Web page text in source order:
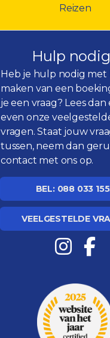
Reizen
Hulp
Heb je hulp nodig met
maken van een
je een vraag? Lees dan
even onze
vragen. Staat jouw
tussen, neem dan
contact met ons op.
BEL: 088 033
VEELGESTELDE